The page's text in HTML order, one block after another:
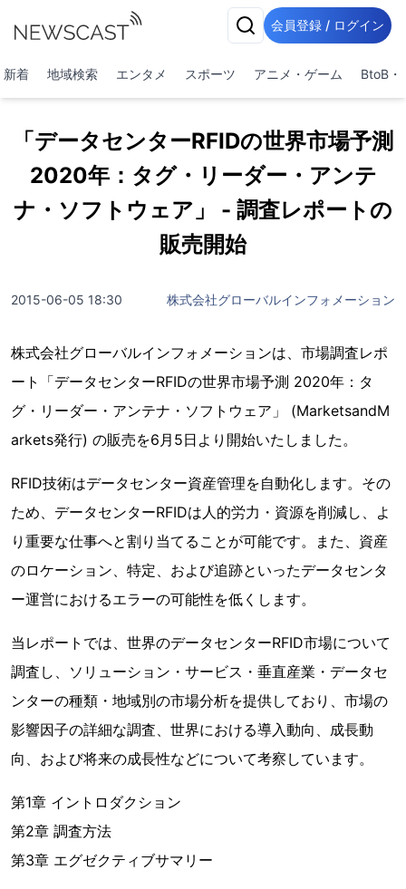
会員登録 / ログイン
新着 地域検索 エンタメ スポーツ アニメ・ゲーム BtoB・
「データセンターRFIDの世界市場予測
2020年：タグ・リーダー・アンテ
ナ・ソフトウェア」 - 調査レポートの
販売開始
2015-06-05 18:30 株式会社グローバルインフォメーション
株式会社グローバルインフォメーションは、市場調査レポ
ート「データセンターRFIDの世界市場予測 2020年：タ
グ・リーダー・アンテナ・ソフトウェア」 (MarketsandM
arkets発行) の販売を6月5日より開始いたしました。
RFID技術はデータセンター資産管理を自動化します。その
ため、データセンターRFIDは人的労力・資源を削減し、よ
り重要な仕事へと割り当てることが可能です。また、資産
のロケーション、特定、および追跡といったデータセンタ
ー運営におけるエラーの可能性を低くします。
当レポートでは、世界のデータセンターRFID市場について
調査し、ソリューション・サービス・垂直産業・データセ
ンターの種類・地域別の市場分析を提供しており、市場の
影響因子の詳細な調査、世界における導入動向、成長動
向、および将来の成長性などについて考察しています。
第1章 イントロダクション
第2章 調査方法
第3章 エグゼクティブサマリー